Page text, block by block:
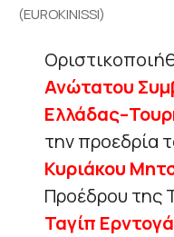
(EUROKINISSI)
Ανώτατου
την προεδρία
Κυριάκου
Προέδρου της
Ταγίπ